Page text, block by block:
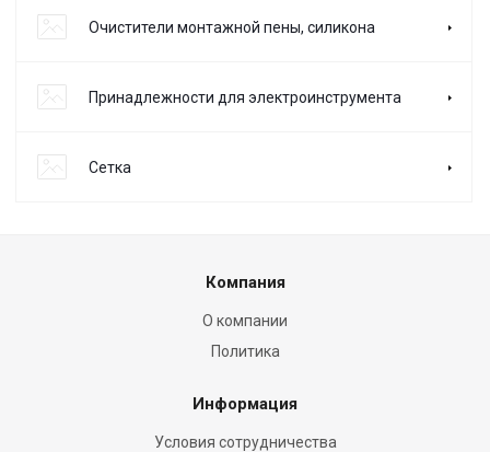
Очистители монтажной пены, силикона
Принадлежности для электроинструмента
Сетка
Компания
О компании
Политика
Информация
Условия сотрудничества